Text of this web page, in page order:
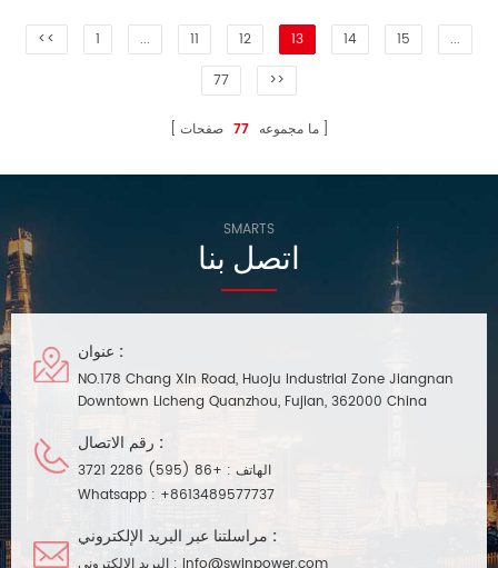
<< 1 ... 11 12 13 14 15
...
77
>>
ما مجموعه 77 صفحات
SMARTS
اتصل بنا
عنوان :
NO.178 Chang Xin Road, Huoju Industrial Zone Jiangnan
Downtown Licheng Quanzhou, Fujian, 362000 China
رقم الاتصال :
الهاتف : +86 (595) 2286 3721
Whatsapp : +8613489577737
مراسلتنا عبر البريد الإلكتروني :